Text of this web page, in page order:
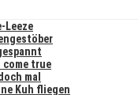
Leeze
come true
mal
Kuh fliegen